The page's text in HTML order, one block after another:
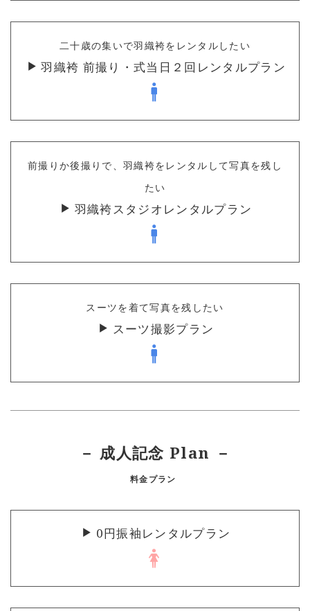
二十歳の集いで羽織袴をレンタルしたい
羽織袴 前撮り・式当日２回レンタルプラン
前撮りか後撮りで、羽織袴をレンタルして写真を残し
たい
羽織袴スタジオレンタルプラン
スーツを着て写真を残したい
スーツ撮影プラン
－ 成人記念 Plan －
料金プラン
0円振袖レンタルプラン